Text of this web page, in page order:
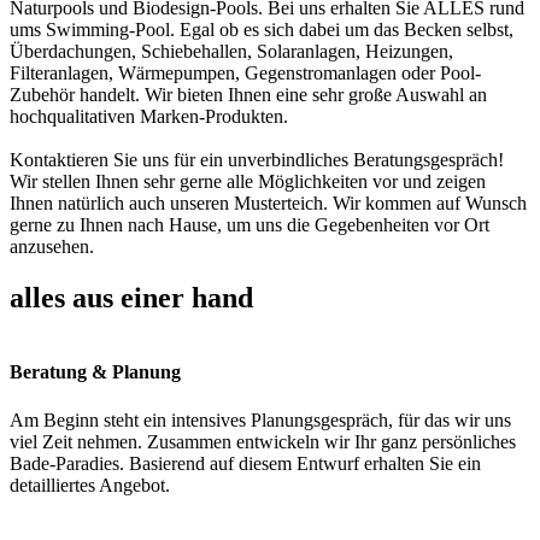
Naturpools und Biodesign-Pools. Bei uns erhalten Sie ALLES rund
ums Swimming-Pool. Egal ob es sich dabei um das Becken selbst,
Überdachungen, Schiebehallen, Solaranlagen, Heizungen,
Filteranlagen, Wärmepumpen, Gegenstromanlagen oder Pool-
Zubehör handelt. Wir bieten Ihnen eine sehr große Auswahl an
hochqualitativen Marken-Produkten.
Kontaktieren Sie uns für ein unverbindliches Beratungsgespräch!
Wir stellen Ihnen sehr gerne alle Möglichkeiten vor und zeigen
Ihnen natürlich auch unseren Musterteich. Wir kommen auf Wunsch
gerne zu Ihnen nach Hause, um uns die Gegebenheiten vor Ort
anzusehen.
alles aus einer hand
Beratung & Planung
Am Beginn steht ein intensives Planungsgespräch, für das wir uns
viel Zeit nehmen. Zusammen entwickeln wir Ihr ganz persönliches
Bade-Paradies. Basierend auf diesem Entwurf erhalten Sie ein
detailliertes Angebot.